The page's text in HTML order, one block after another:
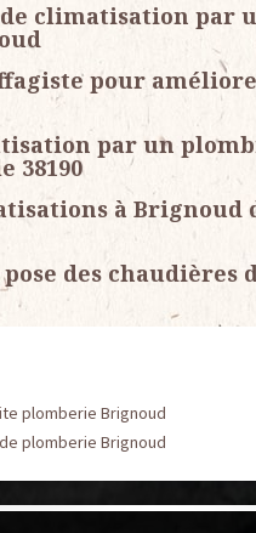
climatisation par
pour
par un
38190
à Brignoud
des chaudières
plomberie Brignoud
plomberie Brignoud